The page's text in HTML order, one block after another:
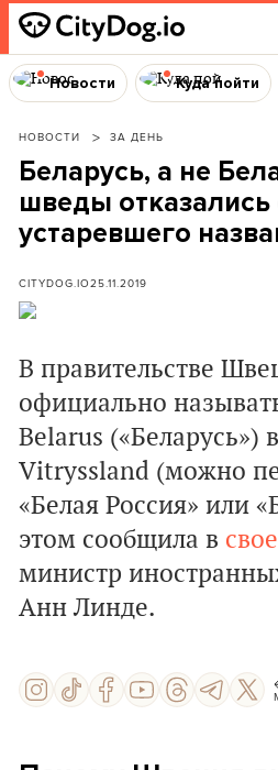
Новости Куда пойти
НОВОСТИ ЗА ДЕНЬ
Беларусь, а не
шведы отказались
устаревшего
CITYDOG.IO25.11.2019
В правительстве
официально
Belarus («Беларусь»)
Vitryssland (можно
«Белая Россия» или
этом сообщила в
министр
Анн Линде.